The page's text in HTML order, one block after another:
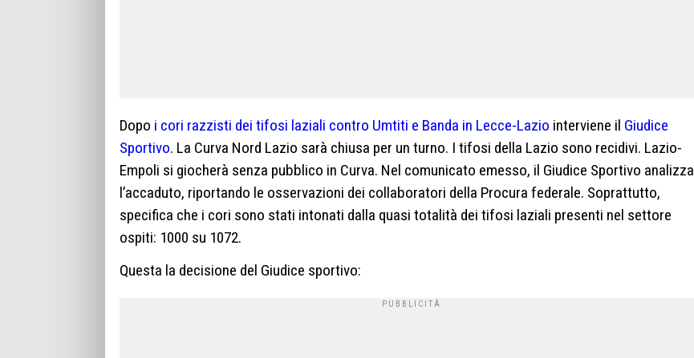
Dopo i cori razzisti dei tifosi laziali contro Umtiti e Banda in Lecce-Lazio interviene il Giudice
Sportivo. La Curva Nord Lazio sarà chiusa per un turno. I tifosi della Lazio sono recidivi. Lazio-
Empoli si giocherà senza pubblico in Curva. Nel comunicato emesso, il Giudice Sportivo analizza
l’accaduto, riportando le osservazioni dei collaboratori della Procura federale. Soprattutto,
specifica che i cori sono stati intonati dalla quasi totalità dei tifosi laziali presenti nel settore
ospiti: 1000 su 1072.
Questa la decisione del Giudice sportivo: